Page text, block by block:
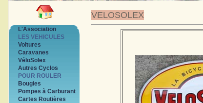
VELOSOLEX
L'Association
LES VEHICULES
Voitures
Caravanes
VéloSolex
Autres Cyclos
POUR ROULER
Bougies
Pompes à Carburant
Cartes Routières